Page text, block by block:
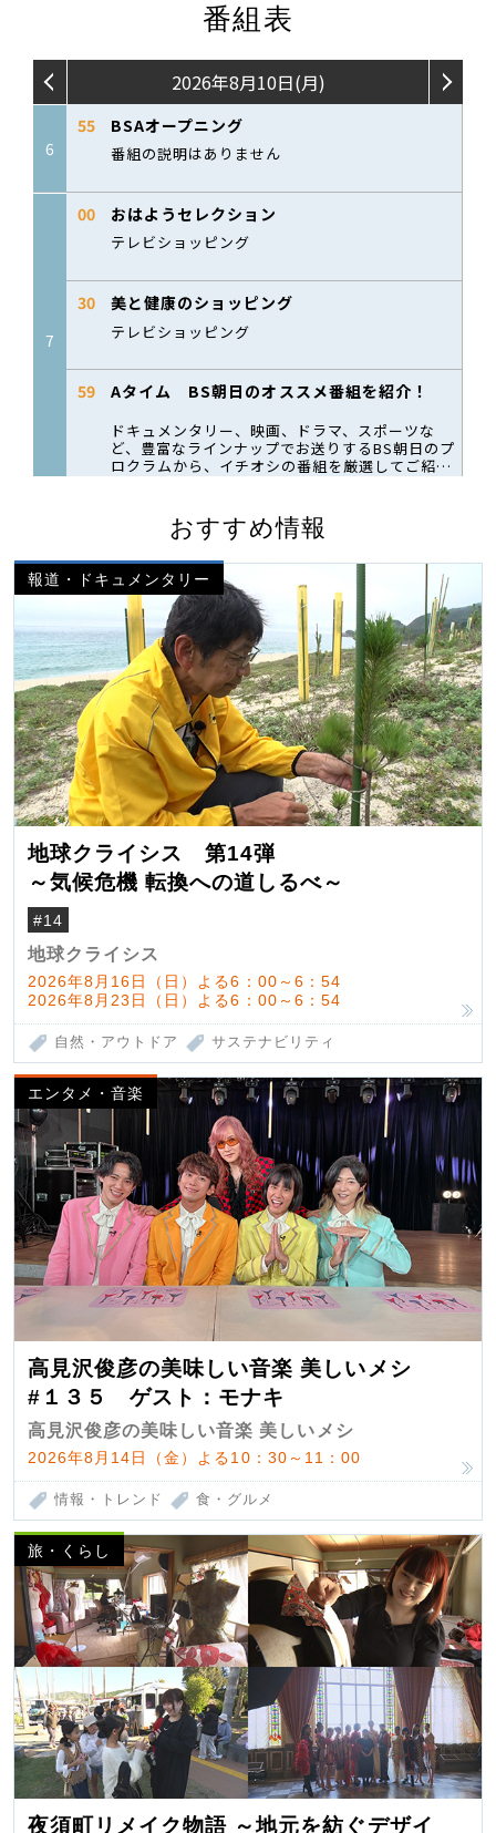
番組表
おすすめ情報
報道・ドキュメンタリー
地球クライシス 第14弾
～気候危機 転換への道しるべ～
#14
地球クライシス
2026年8月16日（日）よる6：00～6：54
2026年8月23日（日）よる6：00～6：54
自然・アウトドア サステナビリティ
エンタメ・音楽
高見沢俊彦の美味しい音楽 美しいメシ
#１３５ ゲスト：モナキ
高見沢俊彦の美味しい音楽 美しいメシ
2026年8月14日（金）よる10：30～11：00
情報・トレンド 食・グルメ
旅・くらし
夜須町リメイク物語 ～地元を紡ぐデザイ